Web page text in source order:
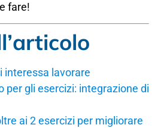
fare!
interessa lavorare
per gli esercizi: integrazione di
ai 2 esercizi per migliorare